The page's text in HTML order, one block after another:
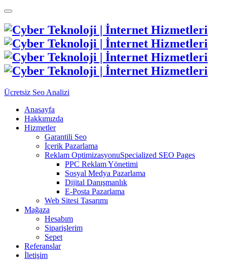
Ücretsiz Seo Analizi
Anasayfa
Hakkımızda
Hizmetler
Garantili Seo
İçerik Pazarlama
Reklam OptimizasyonuSpecialized SEO Pages
PPC Reklam Yönetimi
Sosyal Medya Pazarlama
Dijital Danışmanlık
E-Posta Pazarlama
Web Sitesi Tasarımı
Mağaza
Hesabım
Siparişlerim
Sepet
Referanslar
İletişim